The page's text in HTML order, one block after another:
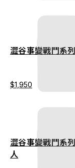
澀谷事變戰鬥系
$1,950
澀谷事變戰鬥系
人